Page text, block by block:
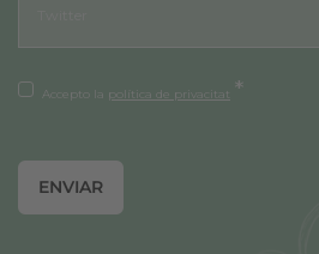
Accepto la política de privacitat *